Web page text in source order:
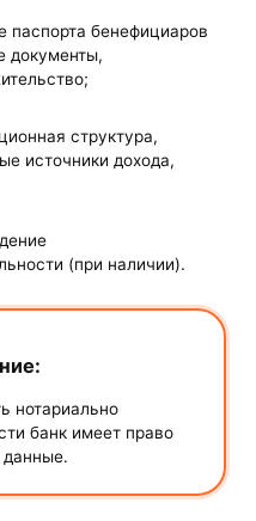
бенефициаров
документы,
структура,
источники дохода,
(при наличии).
нотариально
банк имеет право
данные.